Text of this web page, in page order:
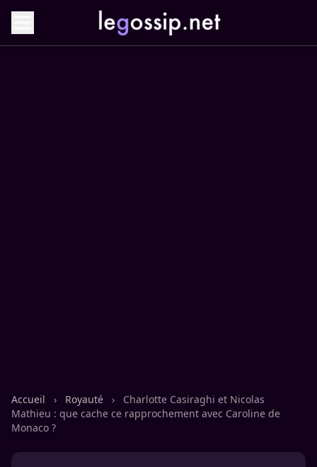
Accueil › Royauté ›
Charlotte Casiraghi et Nicolas
Mathieu : que cache ce rapprochement avec Caroline de
Monaco ?